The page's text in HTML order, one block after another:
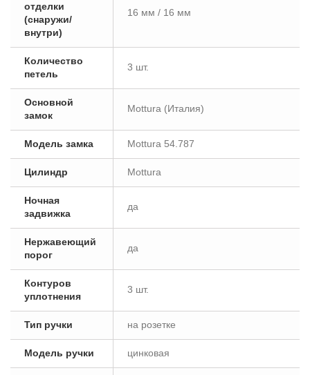
отделки
(снаружи/
внутри)
16 мм / 16 мм
Количество
петель
3 шт.
Основной
замок
Mottura (Италия)
Модель замка Mottura 54.787
Цилиндр Mottura
Ночная
задвижка
да
Нержавеющий
порог
да
Контуров
уплотнения
3 шт.
Тип ручки на розетке
Модель ручки цинковая